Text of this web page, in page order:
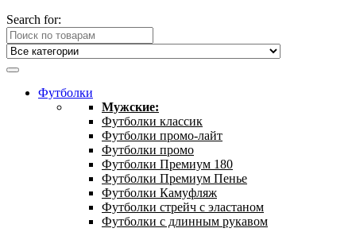
Search for:
Футболки
Мужские:
Футболки классик
Футболки промо-лайт
Футболки промо
Футболки Премиум 180
Футболки Премиум Пенье
Футболки Камуфляж
Футболки стрейч с эластаном
Футболки с длинным рукавом